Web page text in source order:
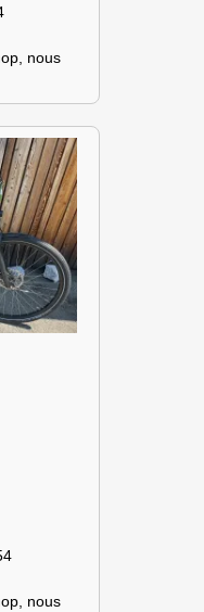
nous
nous